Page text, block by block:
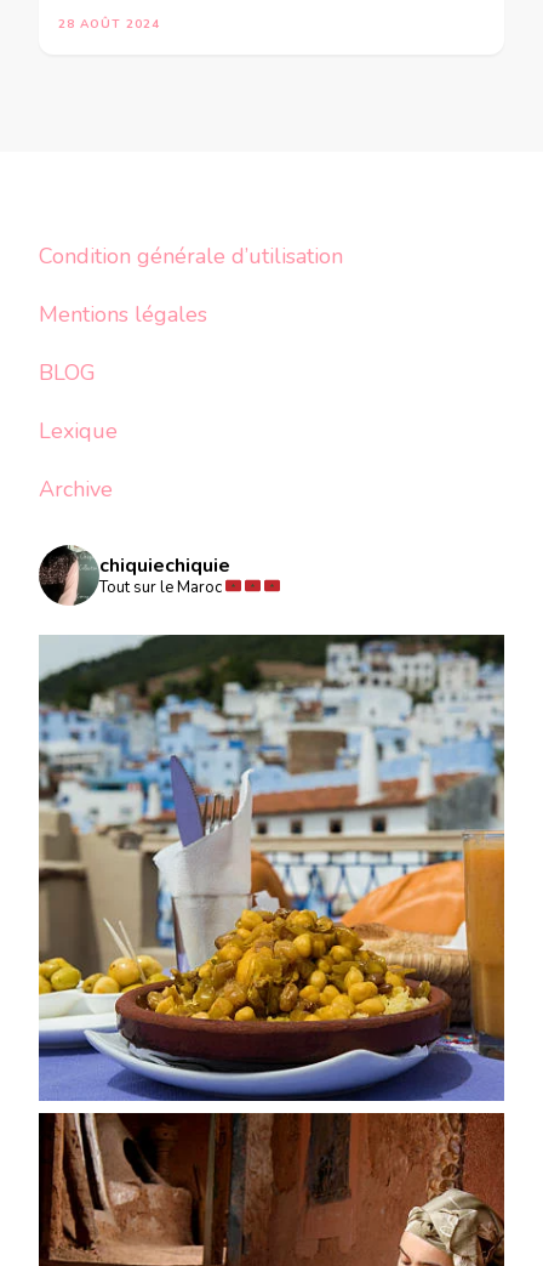
28 AOÛT 2024
Condition générale d’utilisation
Mentions légales
BLOG
Lexique
Archive
chiquiechiquie
Tout sur le Maroc